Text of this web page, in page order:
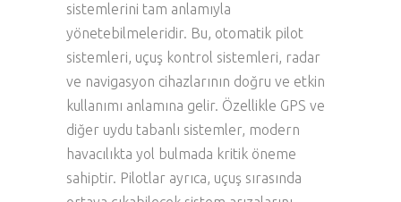
sistemlerini tam anlamıyla
yönetebilmeleridir. Bu, otomatik pilot
sistemleri, uçuş kontrol sistemleri, radar
ve navigasyon cihazlarının doğru ve etkin
kullanımı anlamına gelir. Özellikle GPS ve
diğer uydu tabanlı sistemler, modern
havacılıkta yol bulmada kritik öneme
sahiptir. Pilotlar ayrıca, uçuş sırasında